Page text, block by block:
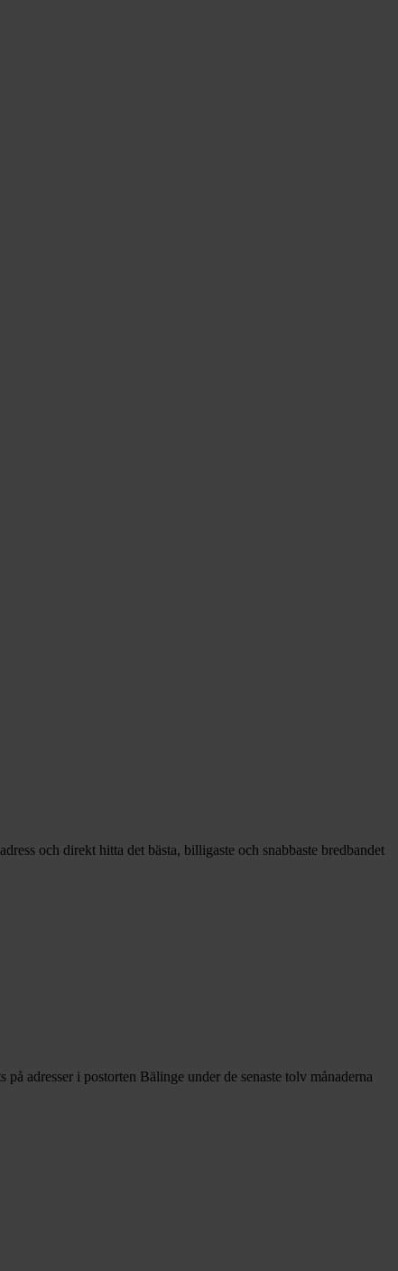
och direkt hitta det bästa, billigaste och snabbaste bredbandet
adresser i postorten Bälinge under de senaste tolv månaderna